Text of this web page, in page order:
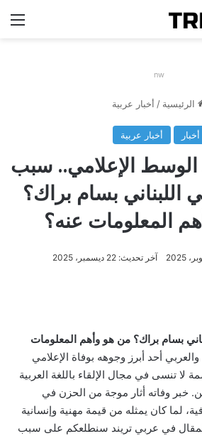
nw
الرئيسية / أخبار عربية
أخبار أخبار عربية
الإعلامي.. سبب
اللبناني بسام براك؟
المعلومات عنه؟
آخر تحديث: 22 ديسمبر، 2025
بسام براك؟ من هو وأهم المعلومات
والعربي أحد أبرز وجوهه بوفاة الإعلامي
لا تنسى في مجال الإلقاء باللغة العربية
خبر وفاته أثار موجة من الحزن في
لما كان يمثله من قيمة مهنية وإنسانية
المقال في عربي تريند سنطلعكم على سبب